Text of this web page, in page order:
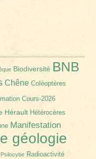
Biodiversité BNB
Chêne Coléoptères
Cours-2026
Hérault Hétérocères
Manifestation
géologie
Psilocybe Radioactivité